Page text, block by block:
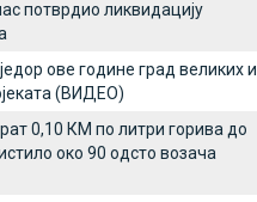
потврдио ликвидацију
ове године град великих и
(ВИДЕО)
0,10 КМ по литри горива до
око 90 одсто возача